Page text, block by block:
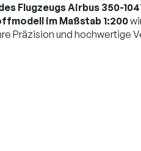
Flugzeugs Airbus 350-
im Maßstab 1:200
Präzision und hochwertige